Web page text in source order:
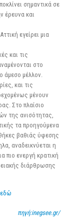
σημαντικά σε
έρευνα και
εγείρει μια
και τις
στο
άμεσο μέλλον.
και τις
μένουν
Στο πλαίσιο
της ανισότητας,
τα προηγούμενα
βαθιάς ύφεσης
αναδεικνύεται η
πιο ενεργή κρατική
διάρθρωσης
εδώ
πηγή:inegsee.gr/